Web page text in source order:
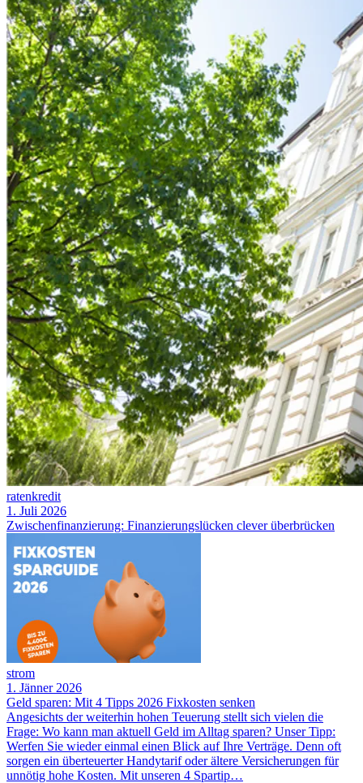
ratenkredit
1. Juli 2026
Zwischenfinanzierung: Finanzierungslücken clever überbrücken
strom
1. Jänner 2026
Geld sparen: Mit 4 Tipps 2026 Fixkosten senken
Angesichts der weiterhin hohen Teuerung stellt sich vielen die
Frage: Wo kann man aktuell Geld im Alltag sparen? Unser Tipp:
Werfen Sie wieder einmal einen Blick auf Ihre Verträge. Denn oft
sorgen ein überteuerter Handytarif oder ältere Versicherungen für
unnötig hohe Kosten. Mit unseren 4 Spartip…